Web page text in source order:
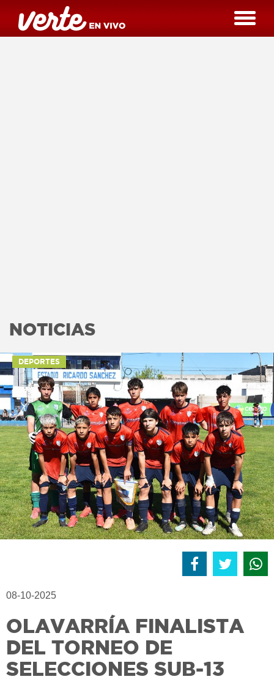
NOTICIAS
DEPORTES
08-10-2025
OLAVARRÍA FINALISTA
DEL TORNEO DE
SELECCIONES SUB-13